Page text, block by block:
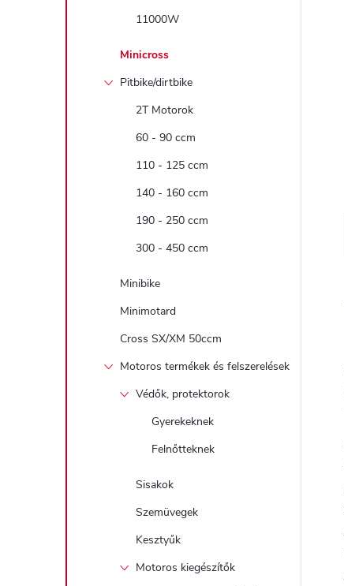
11000W
Minicross
Pitbike/dirtbike
2T Motorok
60 - 90 ccm
110 - 125 ccm
140 - 160 ccm
190 - 250 ccm
300 - 450 ccm
Minibike
Minimotard
Cross SX/XM 50ccm
Motoros termékek és felszerelések
Védők, protektorok
Gyerekeknek
Felnőtteknek
Sisakok
Szemüvegek
Kesztyűk
Motoros kiegészítők